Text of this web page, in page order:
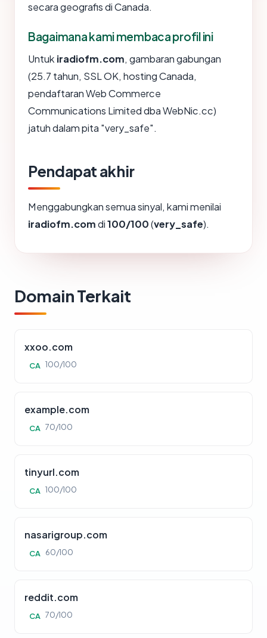
secara geografis di Canada.
Bagaimana kami membaca profil ini
Untuk iradiofm.com, gambaran gabungan
(25.7 tahun, SSL OK, hosting Canada,
pendaftaran Web Commerce
Communications Limited dba WebNic.cc)
jatuh dalam pita "very_safe".
Pendapat akhir
Menggabungkan semua sinyal, kami menilai
iradiofm.comdi100/100(very_safe).
Domain Terkait
xxoo.com
CA 100/100
example.com
CA 70/100
tinyurl.com
CA 100/100
nasarigroup.com
CA 60/100
reddit.com
CA 70/100